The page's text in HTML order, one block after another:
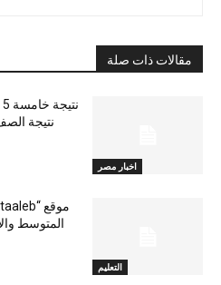
مقالات ذات صلة
اخبار مصر
التعليم